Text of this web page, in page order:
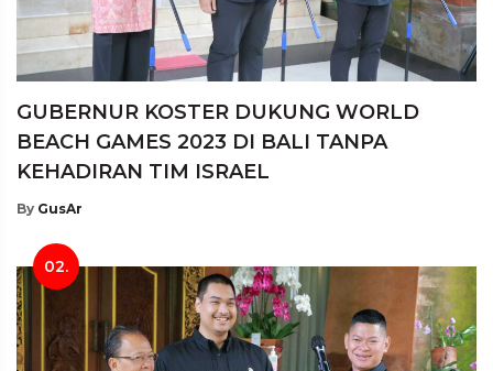
GUBERNUR KOSTER DUKUNG WORLD
BEACH GAMES 2023 DI BALI TANPA
KEHADIRAN TIM ISRAEL
By GusAr
02.